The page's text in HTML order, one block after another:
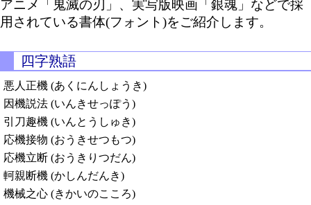
アニメ「鬼滅の刃」、実写版映画「銀魂」などで採
用されている書体(フォント)をご紹介します。
四字熟語
悪人正機 (あくにんしょうき)
因機説法 (いんきせっぽう)
引刀趣機 (いんとうしゅき)
応機接物 (おうきせつもつ)
応機立断 (おうきりつだん)
軻親断機 (かしんだんき)
機械之心 (きかいのこころ)